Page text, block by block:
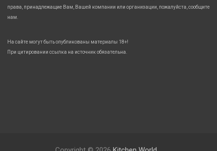
права, принадлежащие Вам, Вашей компании или организации, пожалуйста, сообщите
нам.
На сайте могут быть опубликованы материалы 18+!
При цитировании ссылка на источник обязательна.